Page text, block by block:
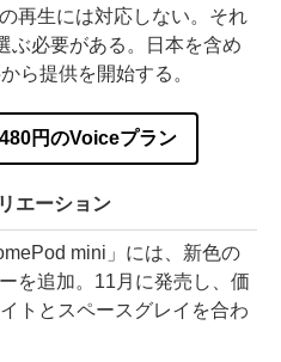
再生には対応しない。それ
ぶ必要がある。日本を含め
ら提供を開始する。
円のVoiceプラン
エーション
mini」には、新色の
を追加。11月に発売し、価
トとスペースグレイを合わ